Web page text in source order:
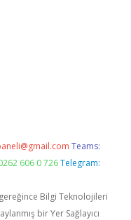
Teams:
606 0 726 Telegram:
gereğince Bilgi Teknolojileri
bir Yer Sağlayıcı